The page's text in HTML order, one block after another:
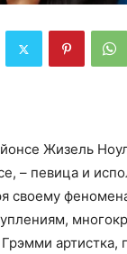
Жизель
– певица и
своему
артистка,